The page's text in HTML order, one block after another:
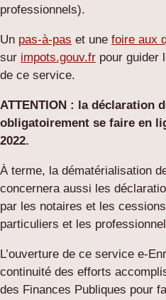
professionnels).
Un pas-à-pas et une foire aux
sur impots.gouv.fr pour guider
de ce service.
ATTENTION : la déclaration
obligatoirement se faire en
2022.
À terme, la dématérialisation
concernera aussi les
par les notaires et les
particuliers et les
L’ouverture de ce service e-
continuité des efforts
des Finances Publiques pour